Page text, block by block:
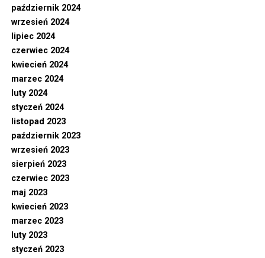
październik 2024
wrzesień 2024
lipiec 2024
czerwiec 2024
kwiecień 2024
marzec 2024
luty 2024
styczeń 2024
listopad 2023
październik 2023
wrzesień 2023
sierpień 2023
czerwiec 2023
maj 2023
kwiecień 2023
marzec 2023
luty 2023
styczeń 2023